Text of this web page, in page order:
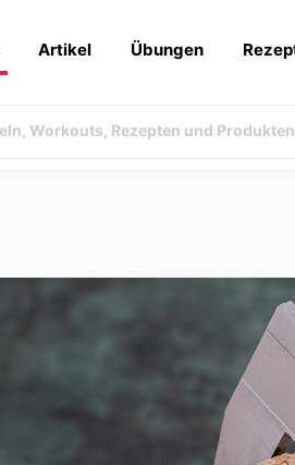
Artikel Übungen